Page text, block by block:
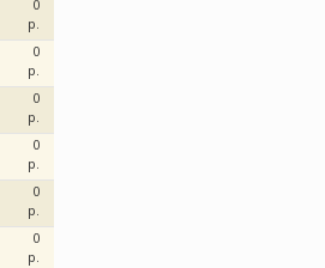
0
p.
0
p.
0
p.
0
p.
0
p.
0
p.